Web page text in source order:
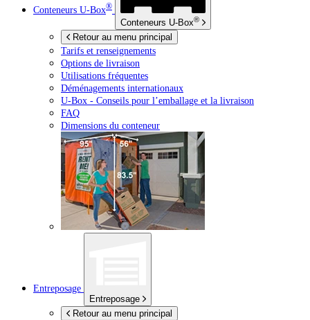
Conteneurs U-Box®
Conteneurs U-Box®
Retour au menu principal
Tarifs et renseignements
Options de livraison
Utilisations fréquentes
Déménagements internationaux
U-Box - Conseils pour l’emballage et la livraison
FAQ
Dimensions du conteneur
Entreposage
Entreposage
Retour au menu principal